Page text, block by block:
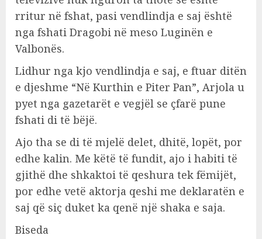
rritur në fshat, pasi vendlindja e saj është
nga fshati Dragobi në meso Luginën e
Valbonës.
Lidhur nga kjo vendlindja e saj, e ftuar ditën
e djeshme “Në Kurthin e Piter Pan”, Arjola u
pyet nga gazetarët e vegjël se çfarë pune
fshati di të bëjë.
Ajo tha se di të mjelë delet, dhitë, lopët, por
edhe kalin. Me këtë të fundit, ajo i habiti të
gjithë dhe shkaktoi të qeshura tek fëmijët,
por edhe vetë aktorja qeshi me deklaratën e
saj që siç duket ka qenë një shaka e saja.
Biseda